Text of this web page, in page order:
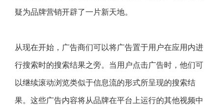
疑为品牌营销开辟了一片新天地。
从现在开始，广告商们可以将广告置于用户在应用内进
行搜索时的搜索结果之旁。当用户点击广告时，他们可
以继续滚动浏览类似于信息流的形式所呈现的搜索结
果。这些广告内容将从品牌在平台上运行的其他视频中